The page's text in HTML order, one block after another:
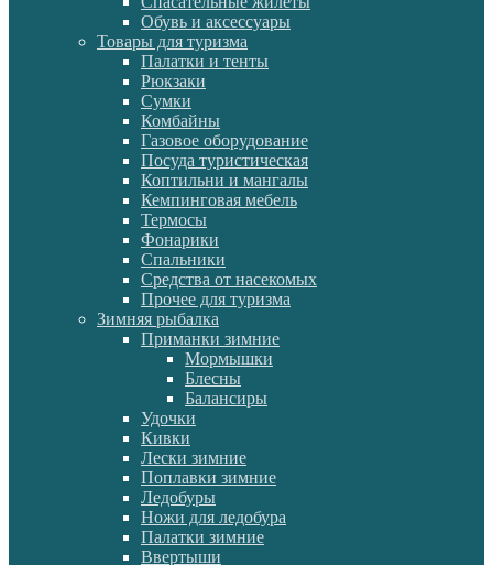
Обувь и аксессуары
Товары для туризма
Палатки и тенты
Рюкзаки
Сумки
Комбайны
Газовое оборудование
Посуда туристическая
Коптильни и мангалы
Кемпинговая мебель
Термосы
Фонарики
Спальники
Средства от насекомых
Прочее для туризма
Зимняя рыбалка
Приманки зимние
Мормышки
Блесны
Балансиры
Удочки
Кивки
Лески зимние
Поплавки зимние
Ледобуры
Ножи для ледобура
Палатки зимние
Ввертыши